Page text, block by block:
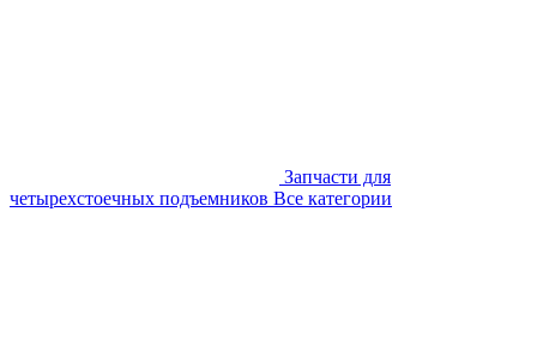
Запчасти для
четырехстоечных подъемников Все категории